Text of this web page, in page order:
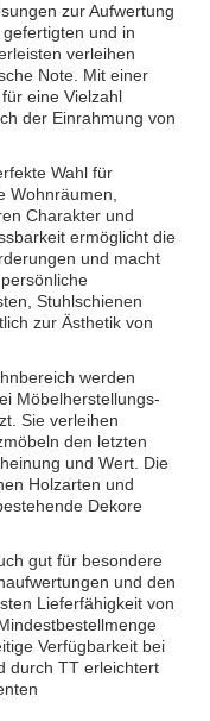
zur Aufwertung
und in
verleihen
Note. Mit einer
eine Vielzahl
der Einrahmung von
Wahl für
Wohnräumen,
Charakter und
ermöglicht die
und macht
Stuhlschienen
zur Ästhetik von
werden
Möbelherstellungs-
Sie verleihen
den letzten
und Wert. Die
Holzarten und
Dekore
gut für besondere
und den
Lieferfähigkeit von
Verfügbarkeit bei
durch TT erleichtert